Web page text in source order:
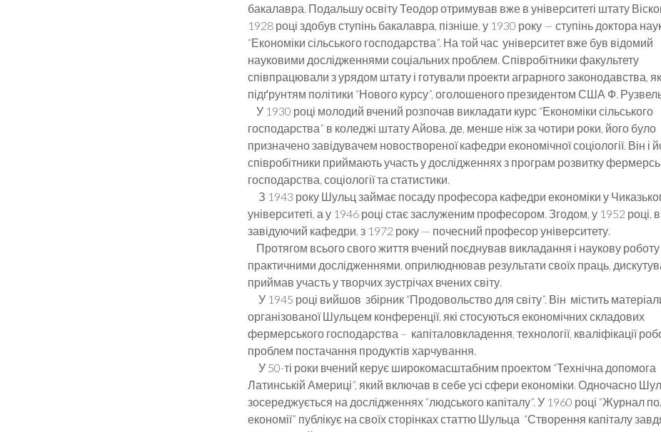
бакалавра. Подальшу освіту Теодор отримував вже в університеті штату
1928 році здобув ступінь бакалавра, пізніше, у 1930 року — ступінь доктора
“Економіки сільського господарства”. На той час університет вже був відомий
науковими дослідженнями соціальних проблем. Співробітники факультету
співпрацювали з урядом штату і готували проекти аграрного законодавства,
підґрунтям політики “Нового курсу”, оголошеного президентом США Ф.
У 1930 році молодий вчений розпочав викладати курс “Економіки сільського
господарства” в коледжі штату Айова, де, менше ніж за чотири роки, його було
призначено завідувачем новоствореної кафедри економічної соціології. Він і
співробітники приймають участь у дослідженнях з програм розвитку
господарства, соціології та статистики.
З 1943 року Шульц займає посаду професора кафедри економіки у
університеті, а у 1946 році стає заслуженим професором. Згодом, у 1952 році,
завідуючий кафедри, з 1972 року — почесний професор університету.
Протягом всього свого життя вчений поєднував викладання і наукову роботу
практичними дослідженнями, оприлюднював результати своїх праць,
приймав участь у творчих зустрічах вчених світу.
У 1945 році вийшов збірник “Продовольство для світу”. Він містить
організованої Шульцем конференції, які стосуються економічних складових
фермерського господарства – капіталовкладення, технології, кваліфікації
проблем постачання продуктів харчування.
У 50-ті роки вчений керує широкомасштабним проектом “Технічна допомога
Латинській Америці”, який включав в себе усі сфери економіки. Одночасно
зосереджується на дослідженнях “людського капіталу”. У 1960 році “Журнал
економії” публікує на своїх сторінках статтю Шульца “Створення капіталу